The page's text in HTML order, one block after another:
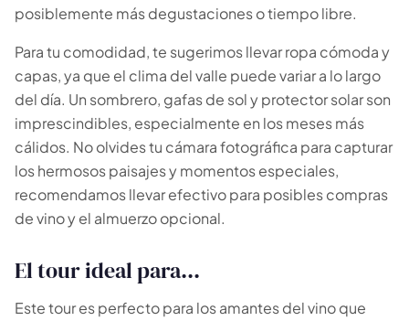
posiblemente más degustaciones o tiempo libre.
Para tu comodidad, te sugerimos llevar ropa cómoda y
capas, ya que el clima del valle puede variar a lo largo
del día. Un sombrero, gafas de sol y protector solar son
imprescindibles, especialmente en los meses más
cálidos. No olvides tu cámara fotográfica para capturar
los hermosos paisajes y momentos especiales,
recomendamos llevar efectivo para posibles compras
de vino y el almuerzo opcional.
El tour ideal para...
Este tour es perfecto para los amantes del vino que